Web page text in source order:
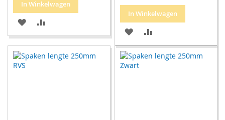
In Winkelwagen
VOEG
TOE
AAN
OM
TE
In Winkelwagen
VOEG
TOE
AAN
OM